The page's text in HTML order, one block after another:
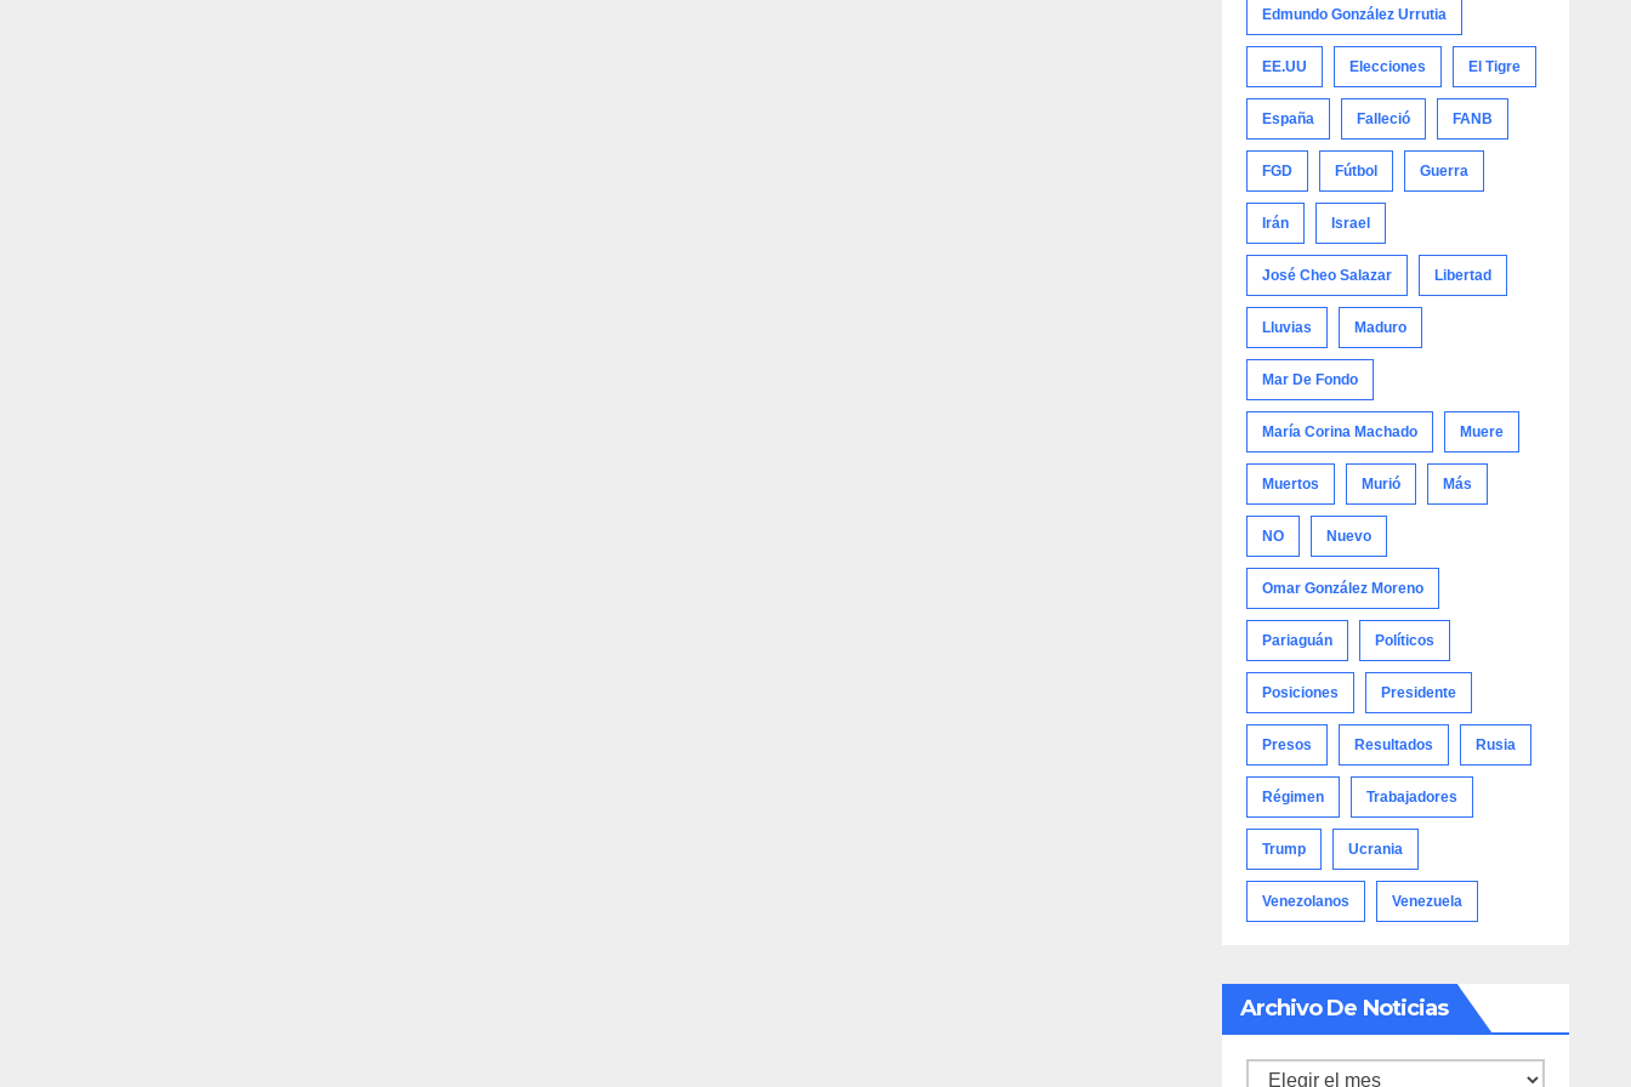
Edmundo González Urrutia
EE.UU Elecciones El Tigre
España Falleció FANB
FGD Fútbol Guerra
Irán Israel
José Cheo Salazar Libertad
Lluvias Maduro
Mar De Fondo
María Corina Machado Muere
Muertos Murió Más
NO Nuevo
Omar González Moreno
Pariaguán Políticos
Posiciones Presidente
Presos Resultados Rusia
Régimen Trabajadores
Trump Ucrania
Venezolanos Venezuela
Archivo De Noticias
Archivo